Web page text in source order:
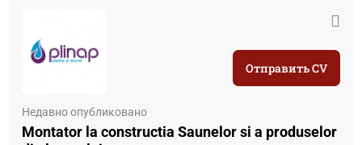
Недавно опубликовано
Montator la constructia Saunelor si a produselor
Отправить CV